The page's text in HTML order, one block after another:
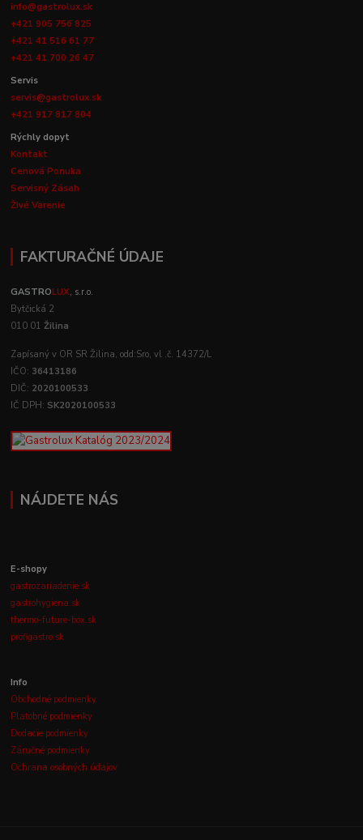
info@gastrolux.sk
+421 905 756 825
+421 41 516 61 77
+421 41 700 26 47
Servis
servis@gastrolux.sk
+421 917 817 804
Rýchly dopyt
Kontakt
Cenová Ponuka
Servisný Zásah
Živé Varenie
FAKTURAČNÉ ÚDAJE
GASTROLUX, s.r.o.
Bytčická 2
010 01Žilina
Zapísaný v OR SR Žilina, odd:Sro, vl .č. 14372/L
IČO: 36413186
DIČ: 2020100533
IČ DPH: SK2020100533
NÁJDETE NÁS
E-shopy
gastrozariadenie.sk
gastrohygiena.sk
thermo-future-box.sk
profigastro.sk
Info
Obchodné podmienky
Platobné podmienky
Dodacie podmienky
Záručné podmienky
Ochrana osobných údajov